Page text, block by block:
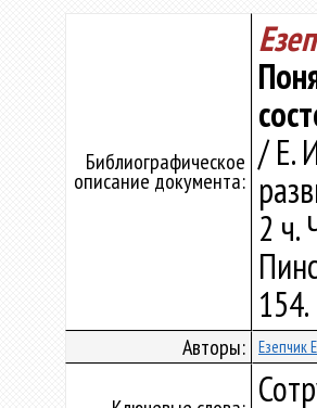
Библиографическое
описание документа:
/ Е.
2 ч.
154.
Авторы: Езепчик